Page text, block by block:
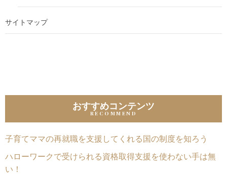
サイトマップ
おすすめコンテンツ
子育てママの再就職を支援してくれる国の制度を知ろう
ハローワークで受けられる資格取得支援を使わない手は無
い！